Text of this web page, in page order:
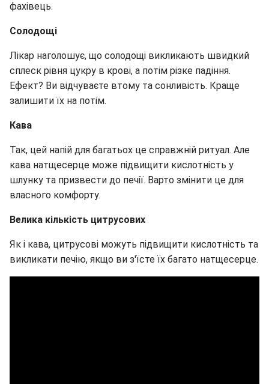
фахівець.
Солодощі
Лікар наголошує, що солодощі викликають швидкий
сплеск рівня цукру в крові, а потім різке падіння.
Ефект? Ви відчуваєте втому та сонливість. Краще
залишити їх на потім.
Кава
Так, цей напій для багатьох це справжній ритуал. Але
кава натщесерце може підвищити кислотність у
шлунку та призвести до печії. Варто змінити це для
власного комфорту.
Велика кількість цитрусових
Як і кава, цитрусові можуть підвищити кислотність та
викликати печію, якщо ви з'їсте їх багато натщесерце.